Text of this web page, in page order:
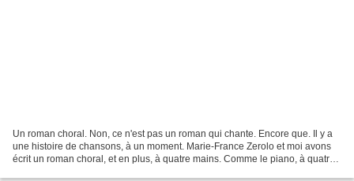
Un roman choral. Non, ce n'est pas un roman qui chante. Encore que. Il y a
une histoire de chansons, à un moment. Marie-France Zerolo et moi avons
écrit un roman choral, et en plus, à quatre mains. Comme le piano, à quatre